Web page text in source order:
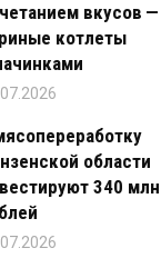
вкусов —
котлеты
области
340 млн